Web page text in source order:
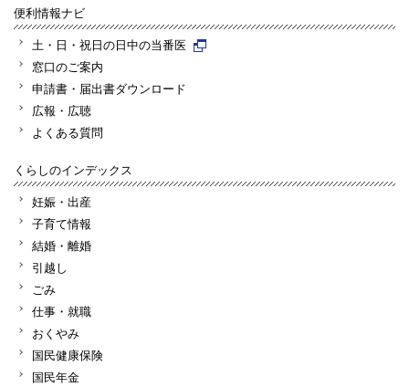
便利情報ナビ
土・日・祝日の日中の当番医
窓口のご案内
申請書・届出書ダウンロード
広報・広聴
よくある質問
くらしのインデックス
妊娠・出産
子育て情報
結婚・離婚
引越し
ごみ
仕事・就職
おくやみ
国民健康保険
国民年金